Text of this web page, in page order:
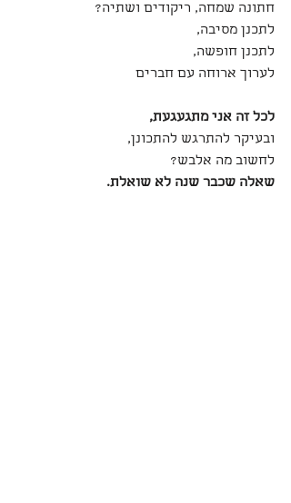
חתונה שמחה, ריקודים ושתיה?
לתכנן מסיבה,
לתכנן חופשה,
לערוך ארוחה עם חברים
לכל זה אני מתגעגעת,
ובעיקר להתרגש להתכונן,
לחשוב מה אלבש?
שאלה שכבר שנה לא שואלת.